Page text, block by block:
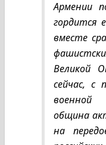
Армении
гордится
вместе
Великой
сейчас, с
военной
община
на